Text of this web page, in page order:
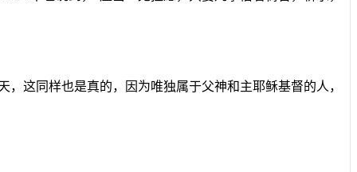
这同样也是真的，因为唯独属于父神和主耶稣基督的人，